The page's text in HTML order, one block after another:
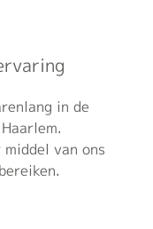
in de
van ons